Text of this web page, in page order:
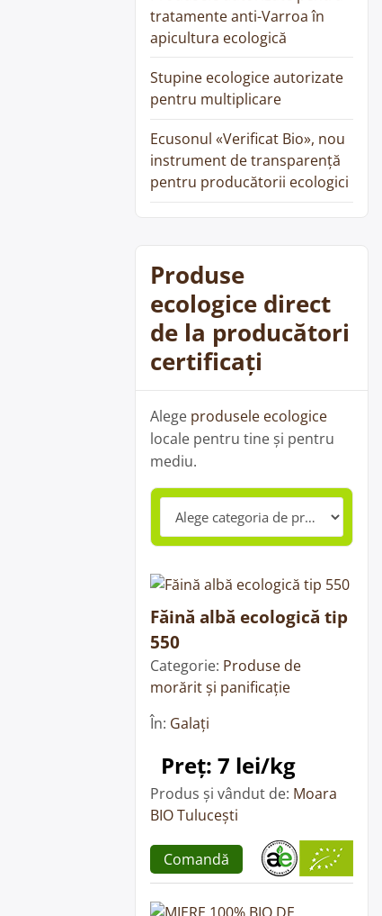
tratamente anti-Varroa în
apicultura ecologică
Stupine ecologice autorizate
pentru multiplicare
Ecusonul «Verificat Bio», nou
instrument de transparență
pentru producătorii ecologici
Produse
ecologice direct
de la producători
certificați
Alege produsele ecologice
locale pentru tine și pentru
mediu.
Făină albă ecologică tip
550
Categorie: Produse de
morărit și panificație
În: Galați
Preț: 7 lei/kg
Produs și vândut de: Moara
BIO Tulucești
Comandă